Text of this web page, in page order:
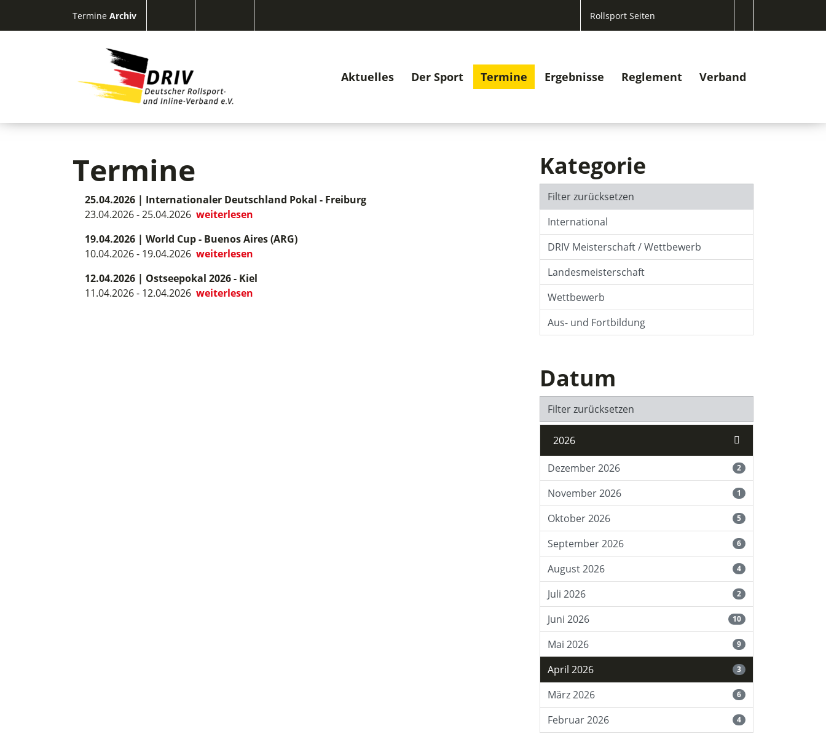
Termine Archiv Rollsport Seiten
Aktuelles Der Sport Termine Ergebnisse Reglement Verband
Termine
25.04.2026 | Internationaler Deutschland Pokal - Freiburg
23.04.2026 - 25.04.2026 weiterlesen
19.04.2026 | World Cup - Buenos Aires (ARG)
10.04.2026 - 19.04.2026 weiterlesen
12.04.2026 | Ostseepokal 2026 - Kiel
11.04.2026 - 12.04.2026 weiterlesen
Kategorie
Filter zurücksetzen
International
DRIV Meisterschaft / Wettbewerb
Landesmeisterschaft
Wettbewerb
Aus- und Fortbildung
Datum
Filter zurücksetzen
2026
Dezember 2026 2
November 2026 1
Oktober 2026 5
September 2026 6
August 2026 4
Juli 2026 2
Juni 2026 10
Mai 2026 9
April 2026 3
März 2026 6
Februar 2026 4